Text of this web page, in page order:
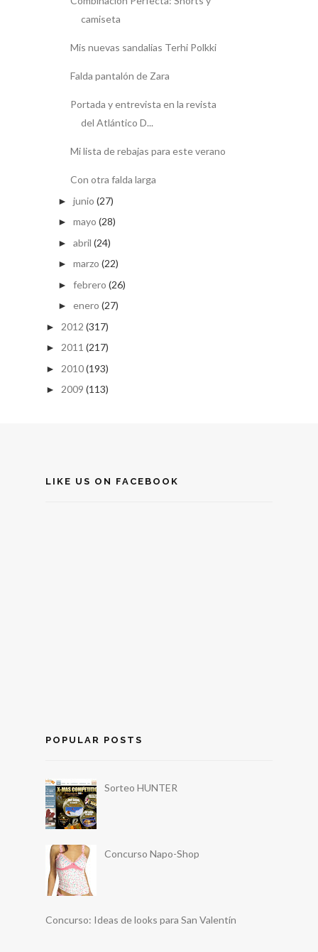
camiseta
Mis nuevas sandalias Terhi Polkki
Falda pantalón de Zara
Portada y entrevista en la revista
del Atlántico D...
Mi lista de rebajas para este verano
Con otra falda larga
► junio (27)
► mayo (28)
► abril (24)
► marzo (22)
► febrero (26)
► enero (27)
► 2012 (317)
► 2011 (217)
► 2010(193)
► 2009 (113)
LIKE US ON FACEBOOK
POPULAR POSTS
Sorteo HUNTER
Concurso Napo-Shop
Concurso: Ideas de looks para San Valentín